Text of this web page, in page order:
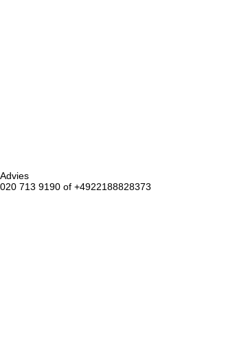
Advies
020 713 9190 of +4922188828373